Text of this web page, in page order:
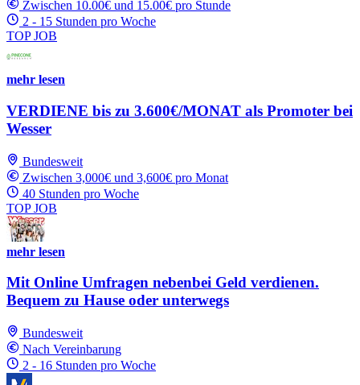
Zwischen 10.00€ und 15.00€ pro Stunde
2 - 15 Stunden pro Woche
TOP JOB
mehr lesen
VERDIENE bis zu 3.600€/MONAT als Promoter bei
Wesser
Bundesweit
Zwischen 3,000€ und 3,600€ pro Monat
40 Stunden pro Woche
TOP JOB
mehr lesen
Mit Online Umfragen nebenbei Geld verdienen.
Bequem zu Hause oder unterwegs
Bundesweit
Nach Vereinbarung
2 - 16 Stunden pro Woche